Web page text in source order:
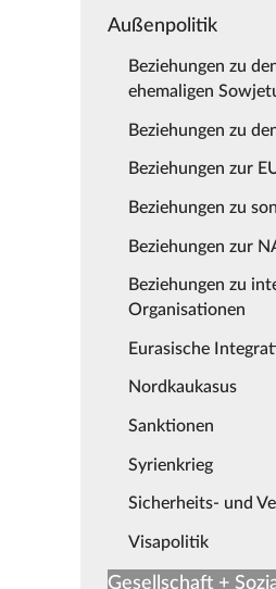
Außenpolitik
Beziehungen zu
ehemaligen
Beziehungen zu
Beziehungen zur
Beziehungen zu
Beziehungen zur
Beziehungen zu
Organisationen
Eurasische
Nordkaukasus
Sanktionen
Syrienkrieg
Sicherheits- und
Visapolitik
Gesellschaft +